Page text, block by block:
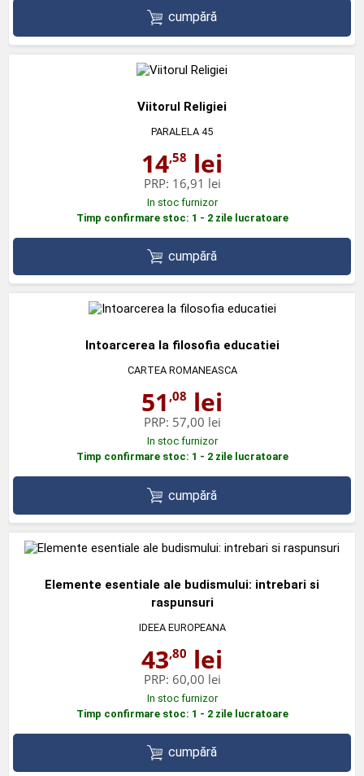
cumpără
Viitorul Religiei
PARALELA 45
14,58 lei
PRP: 16,91 lei
In stoc furnizor
Timp confirmare stoc: 1 - 2 zile lucratoare
cumpără
Intoarcerea la filosofia educatiei
CARTEA ROMANEASCA
51 ,08 lei
PRP: 57,00 lei
In stoc furnizor
Timp confirmare stoc: 1 - 2 zile lucratoare
cumpără
Elemente esentiale ale budismului: intrebari si
raspunsuri
IDEEA EUROPEANA
43,80 lei
PRP: 60,00 lei
In stoc furnizor
Timp confirmare stoc: 1 - 2 zile lucratoare
cumpără